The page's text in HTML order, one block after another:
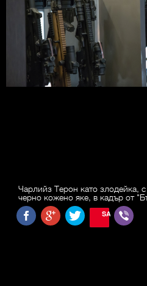
Чарлийз Терон като злодейка,
черно кожено яке, в кадър от
SAVE